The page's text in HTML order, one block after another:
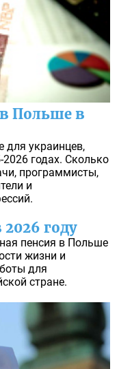
Польше в
для украинцев,
годах. Сколько
программисты,
и
году
пенсия в Польше
жизни и
для
стране.